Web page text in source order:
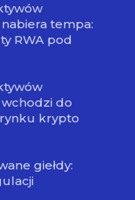
tempa:
RWA pod
do
krypto
giełdy: